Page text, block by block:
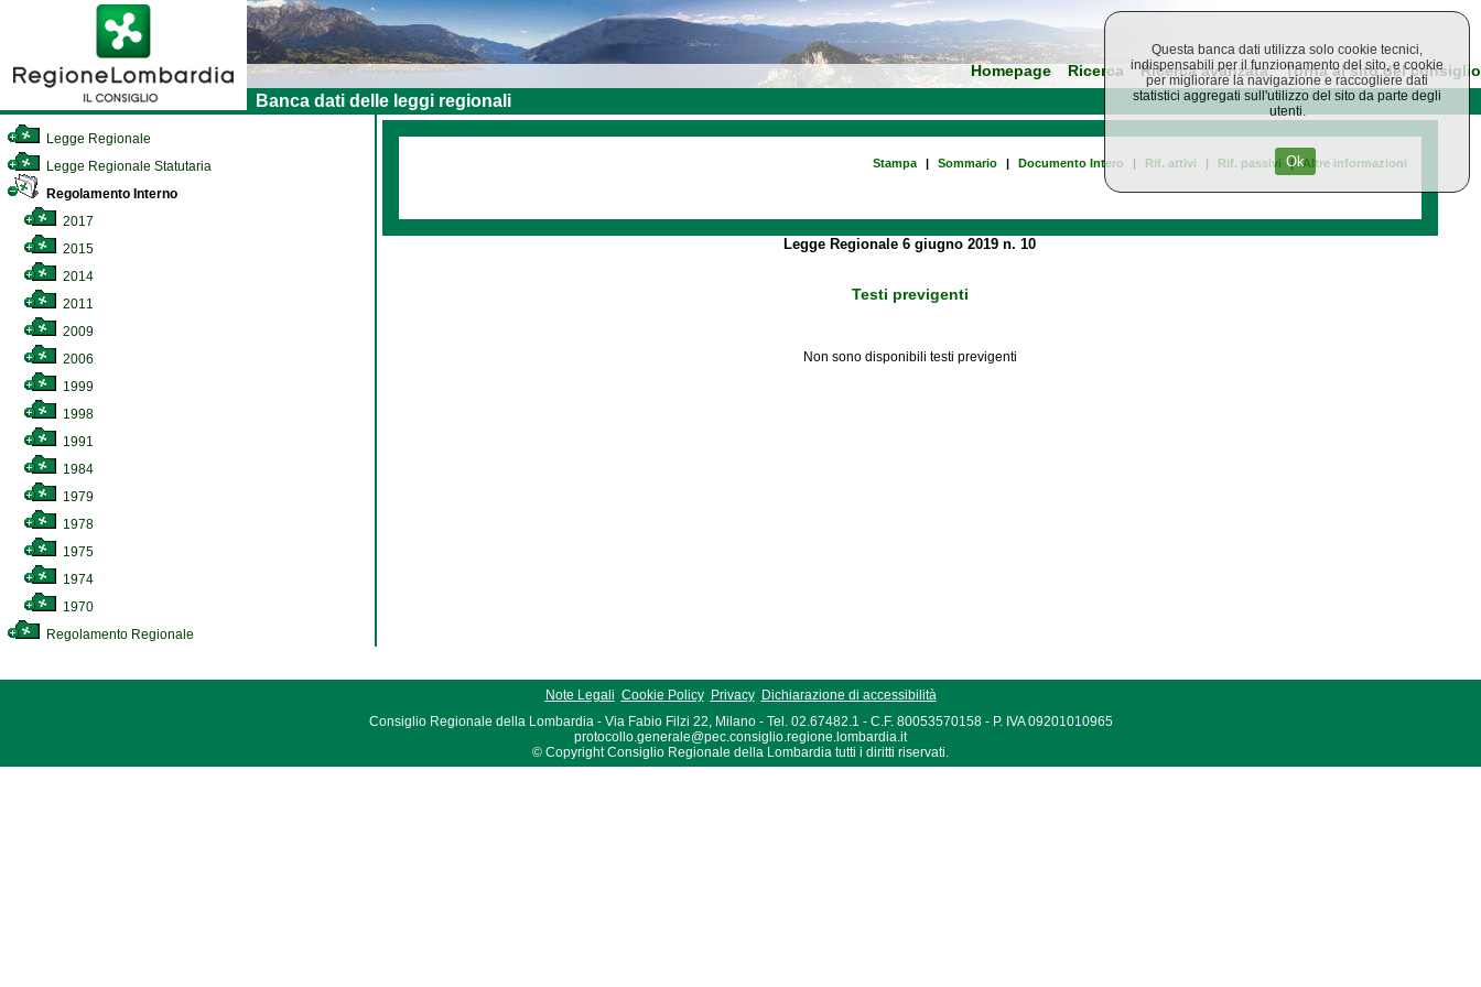
Homepage Ricerca Ricerca avanzata Torna al sito del consiglio
Banca dati delle leggi regionali
Legge Regionale
Legge Regionale Statutaria
Regolamento Interno
2017
2015
2014
2011
2009
2006
1999
1998
1991
1984
1979
1978
1975
1974
1970
Regolamento Regionale
Stampa | Sommario | Documento Intero | Rif. attivi | Rif. passivi | Altre informazioni
Legge Regionale 6 giugno 2019 n. 10
Testi previgenti
Non sono disponibili testi previgenti
Note Legali Cookie Policy Privacy
Dichiarazione di accessibilità
Consiglio Regionale della Lombardia - Via Fabio Filzi 22, Milano - Tel. 02.67482.1 - C.F. 80053570158 - P. IVA 09201010965
protocollo.generale@pec.consiglio.regione.lombardia.it
© Copyright Consiglio Regionale della Lombardia tutti i diritti riservati.
Questa banca dati utilizza solo cookie tecnici,
indispensabili per il funzionamento del sito, e cookie
per migliorare la navigazione e raccogliere dati
statistici aggregati sull'utilizzo del sito da parte degli
utenti.
Ok